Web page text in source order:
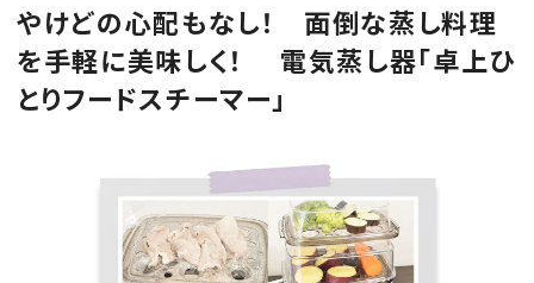
やけどの心配もなし！ 面倒な蒸し料理
を手軽に美味しく！ 電気蒸し器「卓上ひ
とりフードスチーマー」